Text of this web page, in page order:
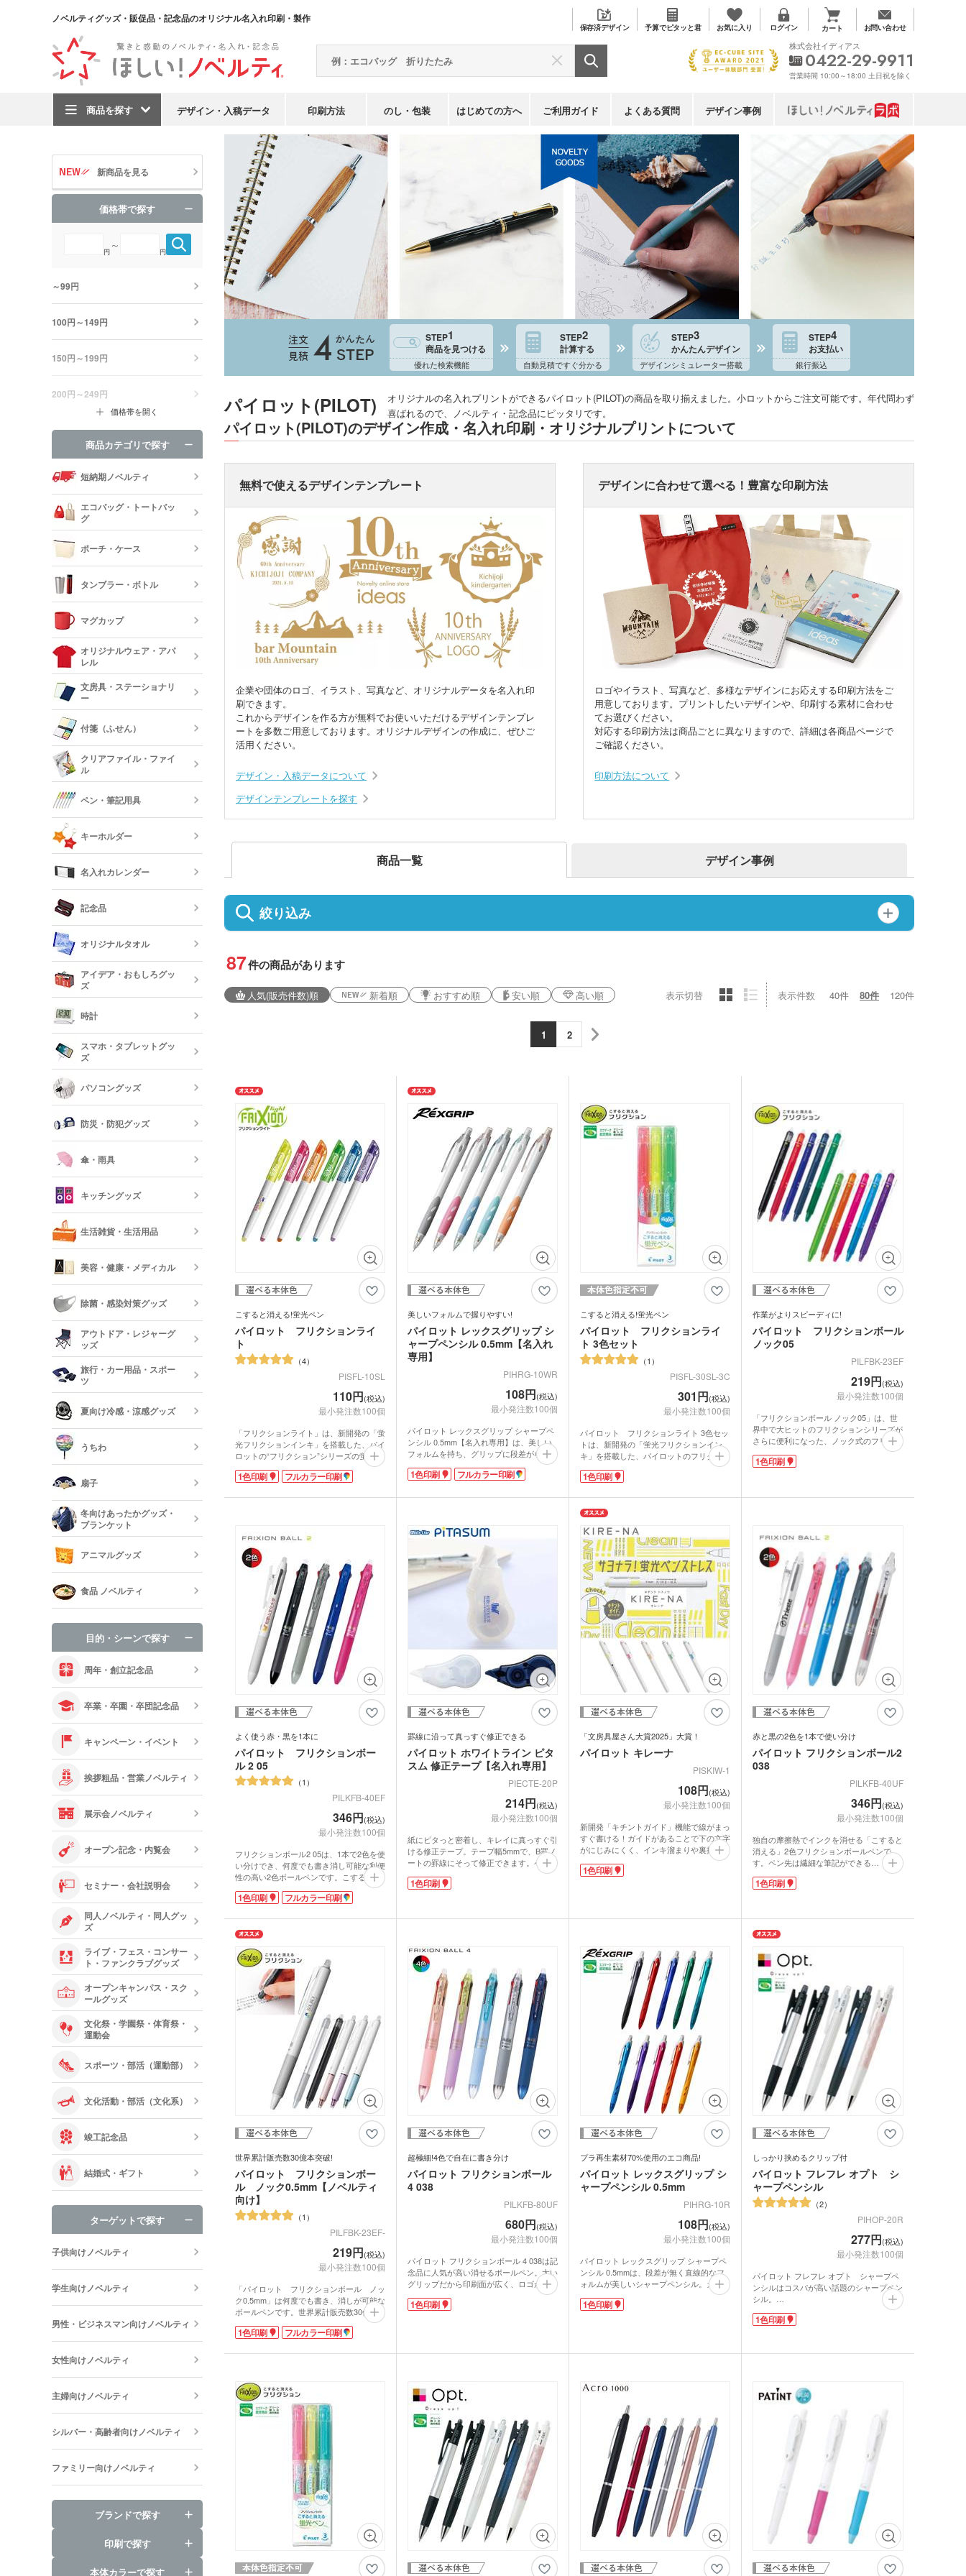
ノベルティグッズ・販促品・記念品のオリジナル名入れ印刷・製作
保存済デザイン 予算でピタッと君 お気に入り ログイン カート お問い合わせ
商品を探す デザイン・入稿データ 印刷方法 のし・包装 はじめての方へ ご利用ガイド よくある質問 デザイン事例
株式会社イディアス
0422-29-9911
営業時間 10:00～18:00 土日祝を除く
ブランドで探す パイロット(PILOT)
パイロット(PILOT)
オリジナルの名入れプリントができるパイロット(PILOT)の商品を取り揃えました。小ロットからご注文可能です。年代問わず
喜ばれるので、ノベルティ・記念品にピッタリです。
STEP1
商品を見つける
優れた検索機能
STEP2
計算する
自動見積ですぐ分かる
STEP3
かんたんデザイン
デザインシミュレーター搭載
STEP4
お支払い
銀行振込
パイロット(PILOT)のデザイン作成・名入れ印刷・オリジナルプリントについて
無料で使えるデザインテンプレート
企業や団体のロゴ、イラスト、写真など、オリジナルデータを名入れ印
刷できます。
これからデザインを作る方が無料でお使いいただけるデザインテンプレ
ートを多数ご用意しております。オリジナルデザインの作成に、ぜひご
活用ください。
デザイン・入稿データについて
デザインテンプレートを探す
デザインに合わせて選べる！豊富な印刷方法
ロゴやイラスト、写真など、多様なデザインにお応えする印刷方法をご
用意しております。プリントしたいデザインや、印刷する素材に合わせ
てお選びください。
対応する印刷方法は商品ごとに異なりますので、詳細は各商品ページで
ご確認ください。
印刷方法について
商品一覧 デザイン事例
絞り込み
87件の商品があります
人気(販売件数)順 新着順 おすすめ順 安い順 高い順 表示切替 表示件数 40件 80件 120件
1 2
こすると消える!蛍光ペン
パイロット フリクションライ
ト
4
PISFL-10SL
110円(税込)
最小発注数100個
「フリクションライト」は、新開発の「蛍
光フリクションインキ」を搭載した、パイ
ロットの“フリクション”シリーズの蛍光ペ
ン。オフィスや学校、ご家庭でも何かと使
う蛍光ペンは、ノベルティや粗品の定番で
摩擦熱で筆跡を消去するので消しカスが出
す。仕事や勉強がはかどること間違いナ
シ!名入れの目立つ白軸なので、ロゴやイ
ラストのPR効果も抜群です。
動画提供 : パイロット公式 YouTubeチャン
1色印刷 フルカラー印刷
美しいフォルムで握りやすい!
パイロット レックスグリップ シ
ャープペンシル 0.5mm【名入れ
専用】
PIHRG-10WR
108円(税込)
最小発注数100個
パイロット レックスグリップ シャープペ
ンシル 0.5mm【名入れ専用】は、美しい
フォルムを持ち、グリップに段差がないか
ら握りやすいシャープペンシル。ボディー
が白なので社名・メッセージなどがきれい
をご用意。
1色印刷 フルカラー印刷
こすると消える!蛍光ペン
パイロット フリクションライ
ト 3色セット
1
PISFL-30SL-3C
301円(税込)
最小発注数100個
パイロット フリクションライト 3色セッ
トは、新開発の「蛍光フリクションイン
キ」を搭載した、パイロットのフリクショ
ンシリーズの蛍光ペン。摩擦熱で筆跡を消
去するので消しカスが出ず、鉛筆やシャー
常に少ないのも特長です。
ラインの引き間違いもすぐに消して引き直
せます。出番の多いピンク、イエロー、グ
リーンがセットになっているので、仕事や
勉強がはかどること間違いナシ!
動画提供 : パイロット公式 YouTubeチャン
ネル
1色印刷
作業がよりスピーディに!
パイロット フリクションボール
ノック05
PILFBK-23EF
219円(税込)
最小発注数100個
「フリクションボール ノック05」は、世
界中で大ヒットのフリクションシリーズが
さらに便利になった、ノック式のフリクシ
ョンボールペン(0.5mmタイプ)です。クリ
ップスライドノック式を採用し、ノック面
で、ONとOFFがわかりやすくなっていま
動画提供 : パイロット公式 YouTubeチャン
ネル
1色印刷
よく使う赤・黒を1本に
パイロット フリクションボー
ル 2 05
1
PILKFB-40EF
346円(税込)
最小発注数100個
フリクションボール2 05は、1本で2色を使
い分けでき、何度でも書き消し可能な利便
性の高い2色ボールペンです。こすると消
えるフリクションシリーズは記念品に大変
人気が高いペンで、学校名・企業名を名入
す。もらって喜ばれること間違いなしで
す。名入れ専用の白軸もご用意していま
す。
安心の日本ブランド。海外でも定評があ
り、外国人のお土産や販促品としてもお役
に立てます。
消える便利なフリクションボールペンのペ
ン先は一般筆記に適した0.5mmの極細タイ
プで、細かい書き込みに優れています。独
自に開発したリフトクリップは、厚いもの
をしっかり挟むことができ、10万回挟ん
でも壊れません!
動画提供 : パイロット公式 YouTubeチャン
1色印刷 フルカラー印刷
罫線に沿って真っすぐ修正できる
パイロット ホワイトライン ピタ
スム 修正テープ【名入れ専用】
PIECTE-20P
214円(税込)
最小発注数100個
紙にピタっと密着し、キレイに真っすぐ引
ける修正テープ。テープ幅5mmで、B罫ノ
ートの罫線にそって修正できます。ペンケ
ースに入れてもかさばらないコンパクト設
計ながらも、テープはたっぷり10m。もら
は机の上に立てて置ける設計になっていま
名入れ専用のシンプルデザインで、企業名
や学校名が映えます。
1色印刷
「文房具屋さん大賞2025」大賞！
パイロット キレーナ
PISKIW-1
108円(税込)
最小発注数100個
新開発「キチントガイド」機能で線がまっ
すぐ書ける！ガイドがあることで下の文字
がにじみにくく、インキ溜まりや裏抜けも
軽減。学生のニーズに応えた高機能ペンと
して、今大注目の蛍光ペンです。勉強だけ
ナルグッズを作成すれば、アピール度の高
1色印刷
赤と黒の2色を1本で使い分け
パイロット フリクションボール2
038
PILKFB-40UF
346円(税込)
最小発注数100個
独自の摩擦熱でインクを消せる「こすると
消える」2色フリクションボールペンで
す。ペン先は繊細な筆記ができる
0.38mm。1本で赤と黒の2色を使い分けら
れるのでノートや書類の整理に最適。リフ
安心の日本ブランド、パイロット製だか
ら、品質も信頼性も抜群です！学校やオフ
ても喜ばれる実用的な商品です。
動画提供 : パイロット公式 YouTubeチャン
ネル
1色印刷
世界累計販売数30億本突破!
パイロット フリクションボー
ル ノック0.5mm【ノベルティ
向け】
1
PILFBK-23EF-
219円(税込)
最小発注数100個
「パイロット フリクションボール ノッ
ク0.5mm」は何度でも書き、消しが可能な
ボールペンです。世界累計販売数30億本!
大人気フリクションペンの、名入れ専用白
軸タイプです。ホワイトボディに名入れが
付属のラバーで擦ると書いた文字が消える
使ってもらえる販促品をお探しの方に、イ
チオシの商品です!
動画提供 : パイロット公式 YouTubeチャン
1色印刷 フルカラー印刷
超極細!4色で自在に書き分け
パイロット フリクションボール
4 038
PILKFB-80UF
680円(税込)
最小発注数100個
パイロット フリクションボール 4 038は記
念品に人気が高い消せるボールペン。太い
グリップだから印刷面が広く、ロゴが映え
ます。学校名・企業名を印刷すればオリジ
ナルペンの完成!本体色はグラデーション
込みたい資料や手帳にぴったり。4色(黒・
リフトクリップは、厚いものをしっかり挟
むことができ、10万回挟んでも壊れませ
ん!ペンケースに入れておきたい1本です。
動画提供 : パイロット公式 YouTubeチャン
1色印刷
プラ再生素材70%使用のエコ商品!
パイロット レックスグリップ シ
ャープペンシル 0.5mm
PIHRG-10R
108円(税込)
最小発注数100個
パイロット レックスグリップ シャープペ
ンシル 0.5mmは、段差が無く直線的なフ
ォルムが美しいシャープペンシル。カラフ
ルでクリアなボディがおしゃれです。指が
当たる部分はラバー素材で覆われており、
プラスチックの再利用70%以上のエコマー
できます。会社名や企業ロゴを印刷して配
アピールできますよ。
1色印刷
しっかり挟めるクリップ付
パイロット フレフレ オプト シ
ャープペンシル
2
PIHOP-20R
277円(税込)
最小発注数100個
パイロット フレフレ オプト シャープペ
ンシルはコスパが高い話題のシャープペン
シル。
太めのグリップは握りやすく、長時間の使
用でも疲れにくいと評判です。耐久性もあ
ペンを振ると芯が出てくるフレフレ機構搭
気の高い5種の柄を厳選してご用意しまし
た。お値段以上に高級感あるしっかりした
作りは、大人にも使って欲しいノベルティ
向きのシャープペンシルです。
1色印刷
新商品を見る
価格帯で探す
円
～
円
～99円
100円～149円
150円～199円
200円～249円
価格帯を開く
商品カテゴリで探す
短納期ノベルティ
エコバッグ・トートバッ
グ
エコバッグ・折りたたみバ
ッグ
コットントートバッグ(～
7oz)
キャンバストートバッグ
(8oz～)
巾着・リュック・ナップサ
ック
不織布トートバッグ
保冷バッグ・レジかごバッ
グ
ランチトートバッグ サコッシュ マルシェバッグ
ジュートバッグ・コットン
リネンバッグ
おしゃれトートバッグ
スクエアトート ポリエステルトートバッグ
ロープハンドルバッグ
ポーチ・ケース
キャンバスポーチ ポリエステルポーチ クリア・ビニールポーチ
デニムポーチ 本革・レザー調ポーチ フラットポーチ
コスメポーチ
スマホショルダー・スマホ
短納期ポーチ
タンブラー・ボトル
ステンレスタンブラー・ア
ルミタンブラー
台紙タンブラー（カスタム
デザインタンブラー）
プラスチックタンブラー
保冷・保温タンブラー
トル
ボトル（カラビナ付）
クリアボトル・プラスチッ
クボトル
スープジャー・フードポッ
ト
ミニボトル・ポケットボト
ル
水筒・魔法瓶
ボトルホルダー・ペットボ
トルホルダー
短納期タンブラー・ボトル
マグカップ
カップ
プラスチックマグカップ・
バンブーマグカップ
ステンレスマグカップ 湯のみ
オリジナルウェア・アパ
レル
オリジナルTシャツ(半袖・
長袖)
袖・長袖)
オリジナルドライTシャツ・
ドライウェア(半袖・長袖)
オリジナルロンT・長袖Tシ
文房具・ステーショナリ
ー
メモ帳 マグネット
クリップ
ブックカバー・ルーペ・し
プ
ッチキス他
短納期文房具・ステーショナ
付箋（ふせん）
オリジナル付箋 短納期付箋（ふせん）
クリアファイル・ファイ
ル
オリジナルクリアファイル
ペン・筆記用具
多機能ペン(タッチ・シャー
プペン付など)
クレヨン・色鉛筆・鉛筆 ペンセット・文具セット 消しゴム・修正テープ
キーホルダー
キーホルダー
製キーホルダー
キーホルダー
反射板キーホルダー・リフ
名入れカレンダー
卓上カレンダー 壁掛けカレンダー 万年カレンダー
記念品
記念品 タンブラー
記念品 ボールペン・筆記
記念品 写真立て・フォト
フレーム
記念品 印鑑ケース・ネー
ムペン・朱肉
記念品 キーホルダー 記念品 防災グッズ
記念品 傘・日傘
オリジナルタオル
オリジナルフェイスタオル オリジナルハンカチタオル
オリジナルミニハンカチタ
オリジナルマフラータオル
オリジナルバスタオル
短納期オリジナルタオル
アイデア・おもしろグッ
ズ
時計
スマホ・タブレットグッ
ズ
モバイルバッテリー・充電
器
タッチペン タブレットケース
スマホモバイルスタンド イヤホン・スピーカー
スマホクリーナー・マイク
モバイル スマホケース スマホリング スマホ関連アクセサリー
短納期スマホ・タブレット
パソコングッズ
USBグッズ マウスパッド PCクリーナー
防災・防犯グッズ
防災セット・非常持出袋
ライト・LEDライト・懐中
電灯
ラジオ
反射板・リフレクター 防犯ブザー・ホイッスル アルミブランケット他
傘・雨具
傘 傘カバー・雨具
キッチングッズ
箸・カトラリー・スプーン オリジナル コースター
ランチボックス・お弁当
箱・フードポット
食器 キッチン 消耗品 キッチン雑貨
生活雑貨・生活用品
フォトフレーム・ピクチャ
ーボード
ライト・ランタン ウェットティッシュ
ティッシュ・ボックスティ
ッシュ
掃除・洗濯グッズ バスグッズ
ドライバー・工具 消臭・芳香剤・アロマ
美容・健康・メディカル
美容・コスメ 健康グッズ ミラー
コスメポーチ
名入れマスク(オリジナル印
マスク(既製品)
メディカル・エチケットグ
日傘(UV対策)
除菌・感染対策グッズ
名入れマスク(オリジナル印
刷)
マスクケース
ハンド・除菌関連グッズ
アウトドア・レジャーグ
ッズ
アウトドア 食器・調理器具
レジャーシート・折りたた
レジャーバッグ マルチツール・双眼鏡他
旅行・カー用品・スポー
ツ
トラベルグッズ カー用品 スポーツ
夏向け冷感・涼感グッズ
保冷剤・冷却パック・氷の
う
ハンディファン・ハンディ
扇風機
クールタオル
うちわ
扇子
既製品扇子（名入れ扇子）
冬向けあったかグッズ・
ブランケット
オリジナルブランケット ノベルティブランケット カイロ・湯たんぽ
手袋・ネックウォーマー他
アニマルグッズ
食品 ノベルティ
オリジナルお菓子
食料品・調味料（グルメギ
フト・既製品）
目的・シーンで探す
周年・創立記念品
卒業・卒園・卒団記念品
キャンペーン・イベント
挨拶粗品・営業ノベルティ
展示会ノベルティ
オープン記念・内覧会
セミナー・会社説明会
同人ノベルティ・同人グッ
ズ
ライブ・フェス・コンサー
ト・ファンクラブグッズ
オープンキャンパス・スク
ールグッズ
文化祭・学園祭・体育祭・
運動会
スポーツ・部活（運動部）
文化活動・部活（文化系）
竣工記念品
結婚式・ギフト
ターゲットで探す
子供向けノベルティ
学生向けノベルティ
男性・ビジネスマン向けノベルティ
女性向けノベルティ
主婦向けノベルティ
シルバー・高齢者向けノベルティ
ファミリー向けノベルティ
ブランドで探す
印刷で探す
本体カラーで探す